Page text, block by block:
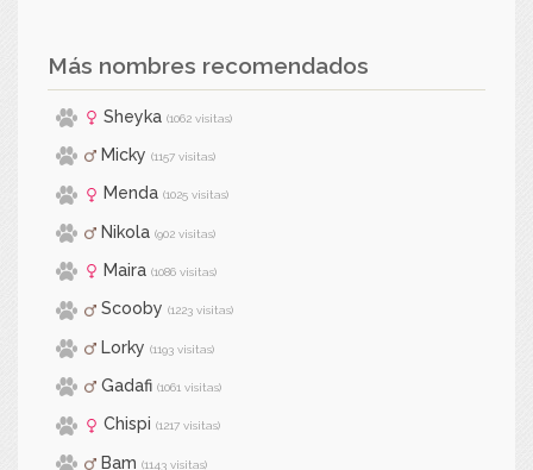
Más nombres recomendados
Sheyka (1062 visitas)
Micky (1157 visitas)
Menda (1025 visitas)
Nikola (902 visitas)
Maira (1086 visitas)
Scooby (1223 visitas)
Lorky (1193 visitas)
Gadafi (1061 visitas)
Chispi (1217 visitas)
Bam (1143 visitas)